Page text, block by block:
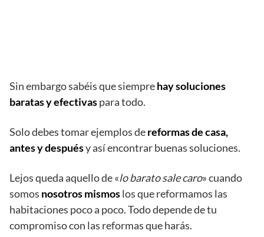
Sin embargo sabéis que siemprehay soluciones
baratas y efectivaspara todo.
Solo debes tomar ejemplos dereformas de casa,
antes y despuésy así encontrar buenas soluciones.
Lejos queda aquello de «lo barato sale caro» cuando
somos nosotros mismoslos que reformamos las
habitaciones poco a poco. Todo depende de tu
compromiso con las reformas que harás.